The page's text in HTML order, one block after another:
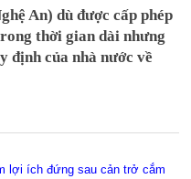
An) dù được cấp phép
thời gian dài nhưng
định của nhà nước về
lợi ích đứng sau cản trở cắm